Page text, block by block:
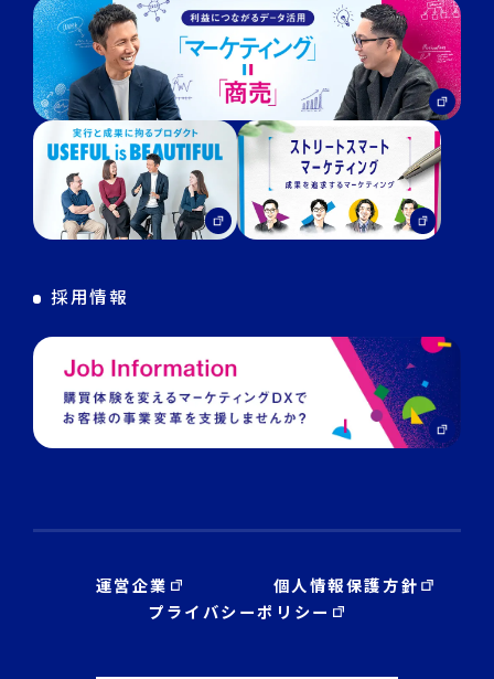
DECA for LINE
DECA for Instagram
マーケGAI
デジタル・DX人材育成 支援
採用情報
運営企業
個人情報保護方針
プライバシーポリシー